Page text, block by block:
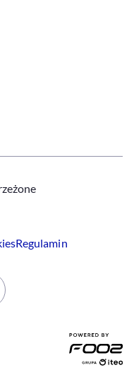
Regulamin